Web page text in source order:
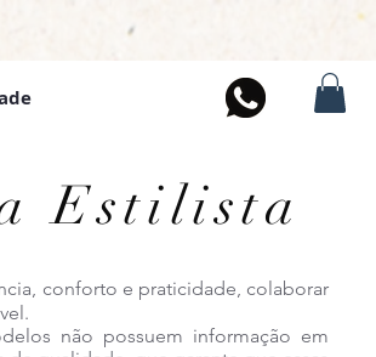
Estilista
conforto e praticidade, colaborar
não possuem informação em